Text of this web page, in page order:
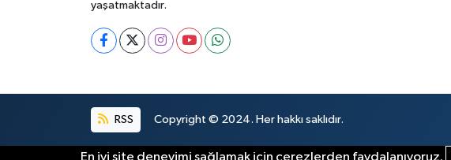
yaşatmaktadır.
RSS Copyright © 2024. Her hakkı saklıdır.